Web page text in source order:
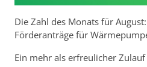
Die Zahl des Monats für
Förderanträge für
Ein mehr als erfreulicher